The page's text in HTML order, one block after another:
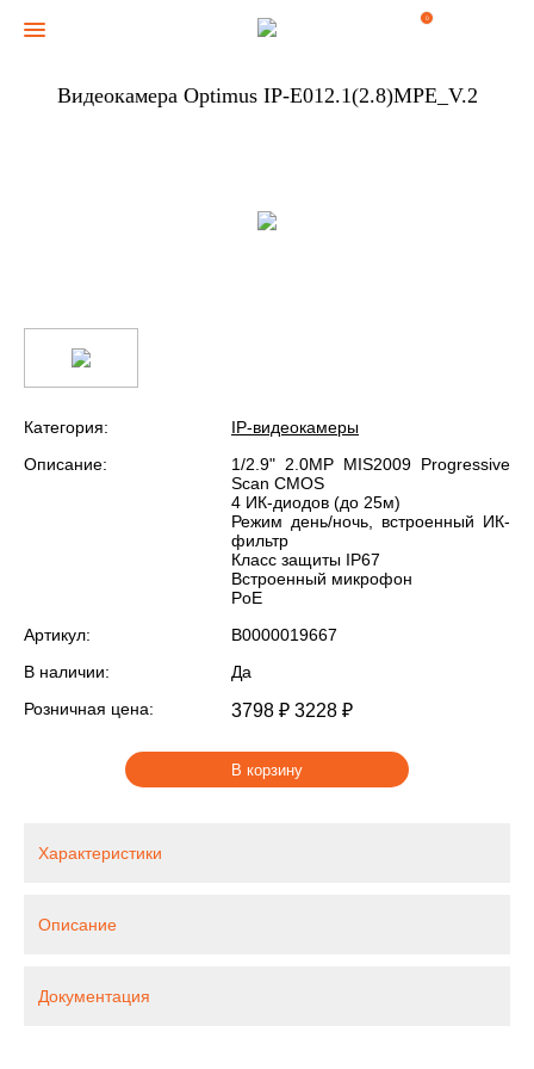
0
Видеокамера Optimus IP-E012.1(2.8)MPE_V.2
Категория:
IP-видеокамеры
Описание:
1/2.9" 2.0MP MIS2009 Progressive
Scan CMOS
4 ИК-диодов (до 25м)
Режим день/ночь, встроенный ИК-
фильтр
Класс защиты IР67
Встроенный микрофон
PoE
Артикул:
В0000019667
В наличии:
Да
Розничная цена:
3798 ₽ 3228 ₽
В корзину
Характеристики
Описание
Документация